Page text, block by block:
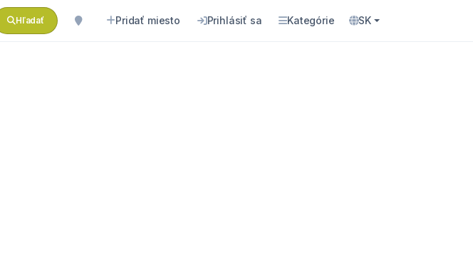
Hľadať Pridať miesto Prihlásiť sa Kategórie SK